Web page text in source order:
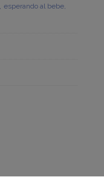
esperando al bebe